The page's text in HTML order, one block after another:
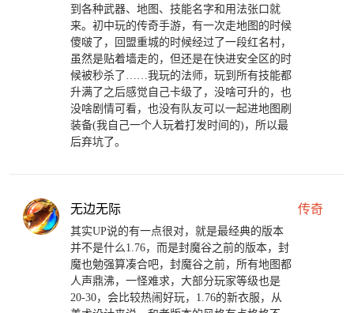
到各种武器、地图、技能名字和用法张口就
来。初中玩的传奇手游，有一次走地图的时候
傻啵了，回盟重城的时候经过了一段红名村，
虽然是贴着墙走的，但还是在快进安全区的时
候被秒杀了……我玩的法师，玩到所有技能都
升满了之后感觉自己卡级了，没啥可升的，也
没啥剧情可看，也没有队友可以一起进地图刷
装备(我自己一个人玩着打发时间的)，所以最
后弃坑了。
无边无际 传奇
其实UP说的有一点很对，就是最经典的版本
并不是什么1.76，而是封魔谷之前的版本，封
魔也勉强算凑合吧，封魔谷之前，所有地图都
人声鼎沸，一怪难求，大部分玩家等级也是
20-30，会比较热闹好玩，1.76的新衣服，从